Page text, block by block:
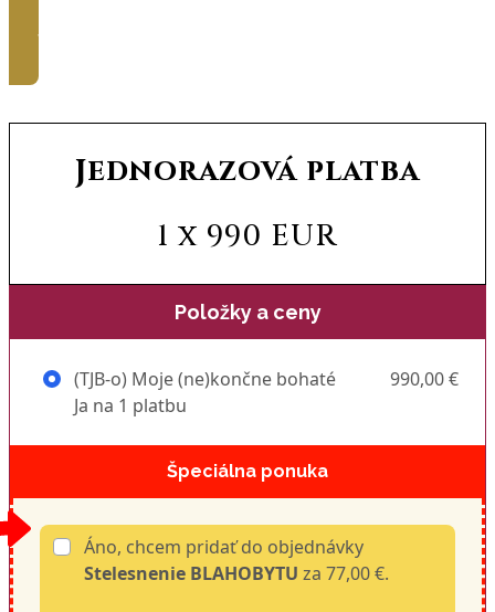
Rozloženie na 3 platby
Jednorazová platba
1 x 990 EUR
Položky a ceny
(TJB-o) Moje (ne)končne bohaté
Ja na 1 platbu
990,00 €
Špeciálna ponuka
Áno, chcem pridať do objednávky
Stelesnenie BLAHOBYTU za 77,00 €.